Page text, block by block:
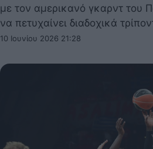
με τον αμερικανό γκαρντ του
να πετυχαίνει διαδοχικά
10 Ιουνίου 2026 21:28